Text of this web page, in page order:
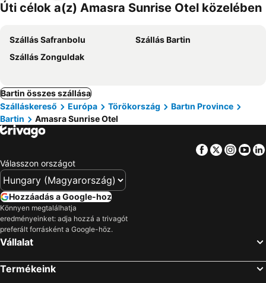
Úti célok a(z) Amasra Sunrise Otel közelében
Szállás Safranbolu
Szállás Bartin
Szállás Zonguldak
Bartin összes szállása
Szálláskereső
Európa Törökország
Bartın Province
Bartin
Amasra Sunrise Otel
Facebook
Twitter
Válasszon országot
Hozzáadás a Google-hoz
Könnyen megtalálhatja
eredményeinket: adja hozzá a trivagót
preferált forrásként a Google-höz.
Vállalat
Termékeink